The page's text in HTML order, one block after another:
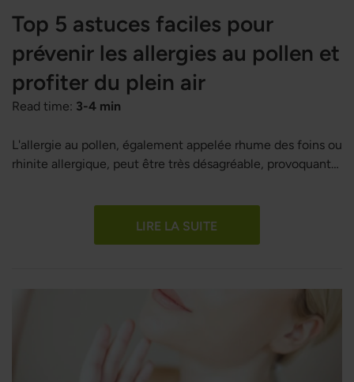
Top 5 astuces faciles pour
prévenir les allergies au pollen et
profiter du plein air
Read time: 3-4 min
L'allergie au pollen, également appelée rhume des foins ou
rhinite allergique, peut être très désagréable, provoquant
nasale, des éternuements, une fatigue intense, ainsi que
prévenir les allergies au pollen et profiter pleinement des
LIRE LA SUITE